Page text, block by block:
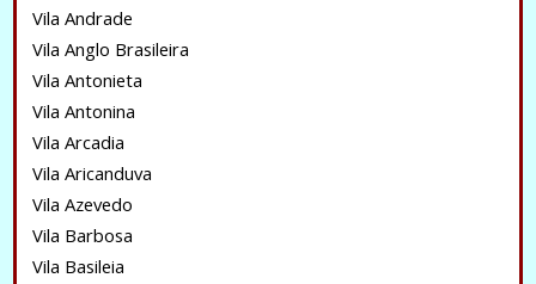
Vila Andrade
Vila Anglo Brasileira
Vila Antonieta
Vila Antonina
Vila Arcadia
Vila Aricanduva
Vila Azevedo
Vila Barbosa
Vila Basileia